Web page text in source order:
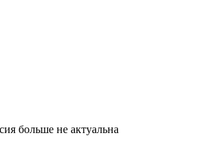
больше не актуальна